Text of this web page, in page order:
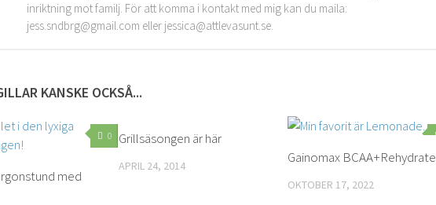
inriktning mot familj. För att komma i kontakt med mig kan du maila:
jess.sndbrg@gmail.com eller jessica@attlevasunt.se.
KANSKE OCKSÅ...
0
med
Grillsäsongen är här
APRIL 24, 2014 Gainomax BCAA+Rehydrate
OKTOBER 17, 2022